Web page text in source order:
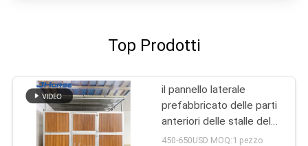
Top Prodotti
il pannello laterale
prefabbricato delle parti
anteriori delle stalle del
cavallo di 2.2m divide i
450-650USD MOQ:1 pezzo